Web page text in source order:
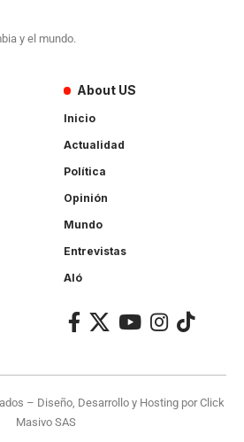
y el mundo.
About US
Inicio
Actualidad
Política
Opinión
Mundo
Entrevistas
Aló
– Diseño, Desarrollo y Hosting porClick
Masivo SAS